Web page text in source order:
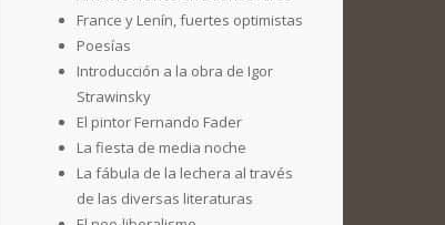
France y Lenín, fuertes optimistas
Poesías
Introducción a la obra de Igor
Strawinsky
El pintor Fernando Fader
La fiesta de media noche
La fábula de la lechera al través
de las diversas literaturas